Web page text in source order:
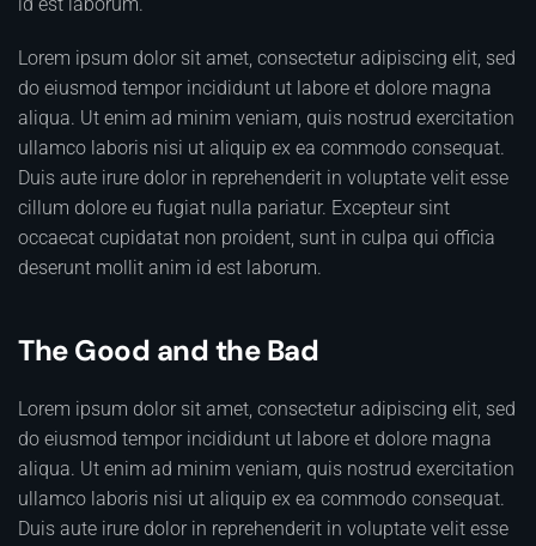
Lorem ipsum dolor sit amet, consectetur adipiscing elit, sed
do eiusmod tempor incididunt ut labore et dolore magna
aliqua. Ut enim ad minim veniam, quis nostrud exercitation
ullamco laboris nisi ut aliquip ex ea commodo consequat.
Duis aute irure dolor in reprehenderit in voluptate velit esse
cillum dolore eu fugiat nulla pariatur. Excepteur sint
occaecat cupidatat non proident, sunt in culpa qui officia
deserunt mollit anim id est laborum.
The Good and the Bad
Lorem ipsum dolor sit amet, consectetur adipiscing elit, sed
do eiusmod tempor incididunt ut labore et dolore magna
aliqua. Ut enim ad minim veniam, quis nostrud exercitation
ullamco laboris nisi ut aliquip ex ea commodo consequat.
Duis aute irure dolor in reprehenderit in voluptate velit esse